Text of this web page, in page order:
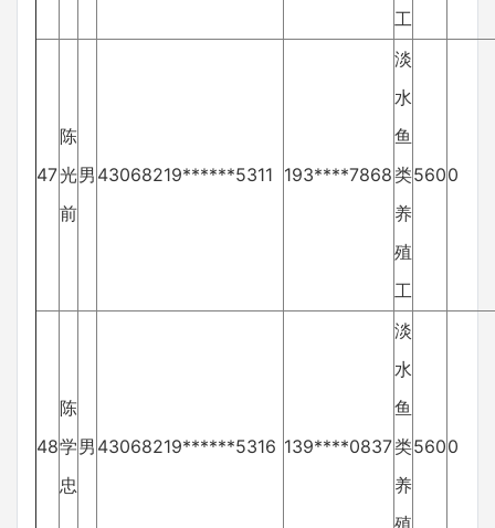
工
47
陈
光
前
男 43068219******5311 193****7868
淡
水
鱼
类
养
殖
工
5600
48
陈
学
忠
男 43068219******5316 139****0837
淡
水
鱼
类
养
殖
5600